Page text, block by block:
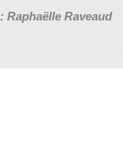
Raphaëlle Raveaud